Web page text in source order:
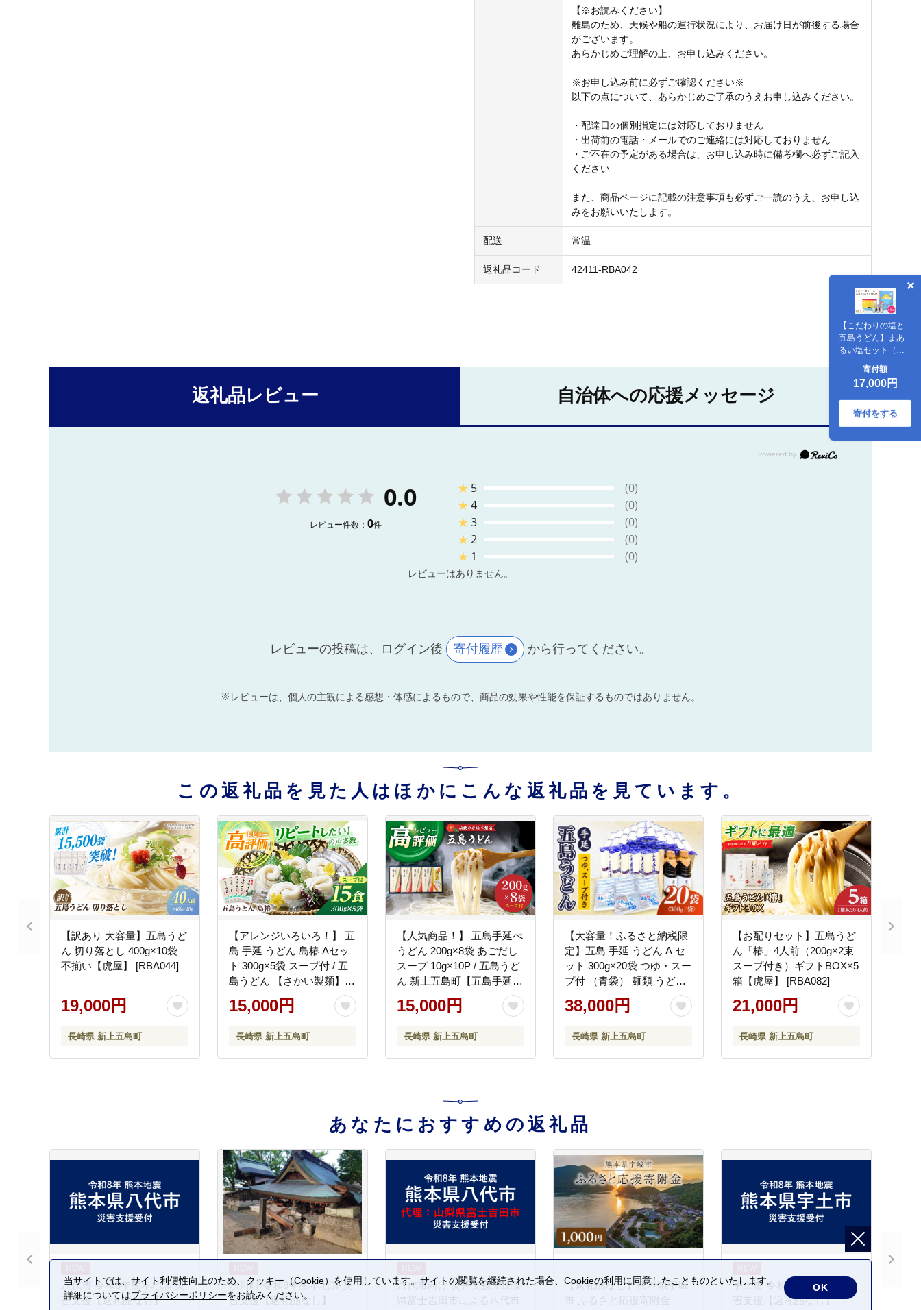
【こだわりの塩と
五島うどん】まあ
るい塩セット（ま
塩・塩こしょう 各1
本）＆ 国産小麦 五
島うどん ギフト
BOX（180g×3袋 ス
ープ付）【虎屋】
寄付額
17,000円
寄付をする
【※お読みください】
離島のため、天候や船の運行状況により、お届け日が前後する場合
がございます。
あらかじめご理解の上、お申し込みください。
※お申し込み前に必ずご確認ください※
以下の点について、あらかじめご了承のうえお申し込みください。
・配達日の個別指定には対応しておりません
・出荷前の電話・メールでのご連絡には対応しておりません
・ご不在の予定がある場合は、お申し込み時に備考欄へ必ずご記入
ください
また、商品ページに記載の注意事項も必ずご一読のうえ、お申し込
みをお願いいたします。
配送 常温
返礼品コード 42411-RBA042
返礼品レビュー 自治体への応援メッセージ
0.0
レビュー件数： 0件
★ 5
(0)
★4
(0)
★3
(0)
★2
(0)
★ 1 (0)
レビューはありません。
レビューの投稿は、ログイン後 寄付履歴 から行ってください。
※レビューは、個人の主観による感想・体感によるもので、商品の効果や性能を保証するものではありません。
この返礼品を見た人はほかにこんな返礼品を見ています。
【訳あり 大容量】五島うど
ん 切り落とし 400g×10袋
不揃い【虎屋】 [RBA044]
19,000円
長崎県 新上五島町
【アレンジいろいろ！】 五
島 手延 うどん 島椿 Aセッ
ト 300g×5袋 スープ付 / 五
島うどん 【さかい製麺】
15,000円
長崎県 新上五島町
【人気商品！】 五島手延べ
うどん 200g×8袋 あごだし
スープ 10g×10P / 五島うど
ん 新上五島町【五島手延う
どん協同組合】 [RAS001]
15,000円
長崎県 新上五島町
【大容量！ふるさと納税限
定】五島 手延 うどん A セ
ット 300g×20袋 つゆ・スー
プ付 （青袋） 麺類 うどん
五島うどん 【浜崎製麺所】
[RAL001]
38,000円
長崎県 新上五島町
【お配りセット】五島うど
ん「椿」4人前（200g×2束
スープ付き）ギフトBOX×5
箱【虎屋】 [RBA082]
21,000円
長崎県 新上五島町
あなたにおすすめの返礼品
八代市 令和8年熊本地震 災
害支援【返礼品なし】
氷川町 令和8年熊本地震 災
害支援【返礼品なし】
八代市向け 災害支援※山梨
県富士吉田市による八代市
【返礼品なし】熊本県宇城
市 ふるさと応援寄附金
宇土市 令和8年熊本地震 災
害支援【返礼品なし】
当サイトでは、サイト利便性向上のため、クッキー（Cookie）を使用しています。サイトの閲覧を継続された場合、Cookieの利用に同意したことものといたします。
詳細についてはプライバシーポリシーをお読みください。
OK